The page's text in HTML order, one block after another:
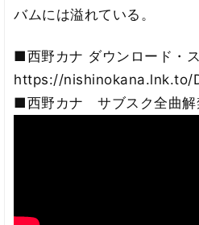
バムには溢れている。
■西野カナ ダウンロード・
https://nishinokana.lnk.to/
■西野カナ サブスク全曲解